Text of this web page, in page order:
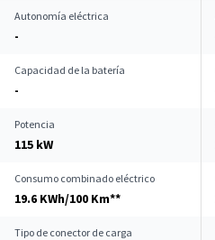
Autonomía eléctrica
-
Capacidad de la batería
-
Potencia
115 kW
Consumo combinado eléctrico
19.6 KWh/100 Km**
Tipo de conector de carga